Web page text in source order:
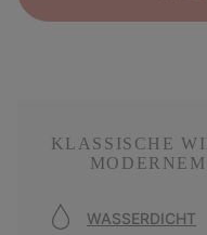
KLASSISCHE
WASSERDICHT